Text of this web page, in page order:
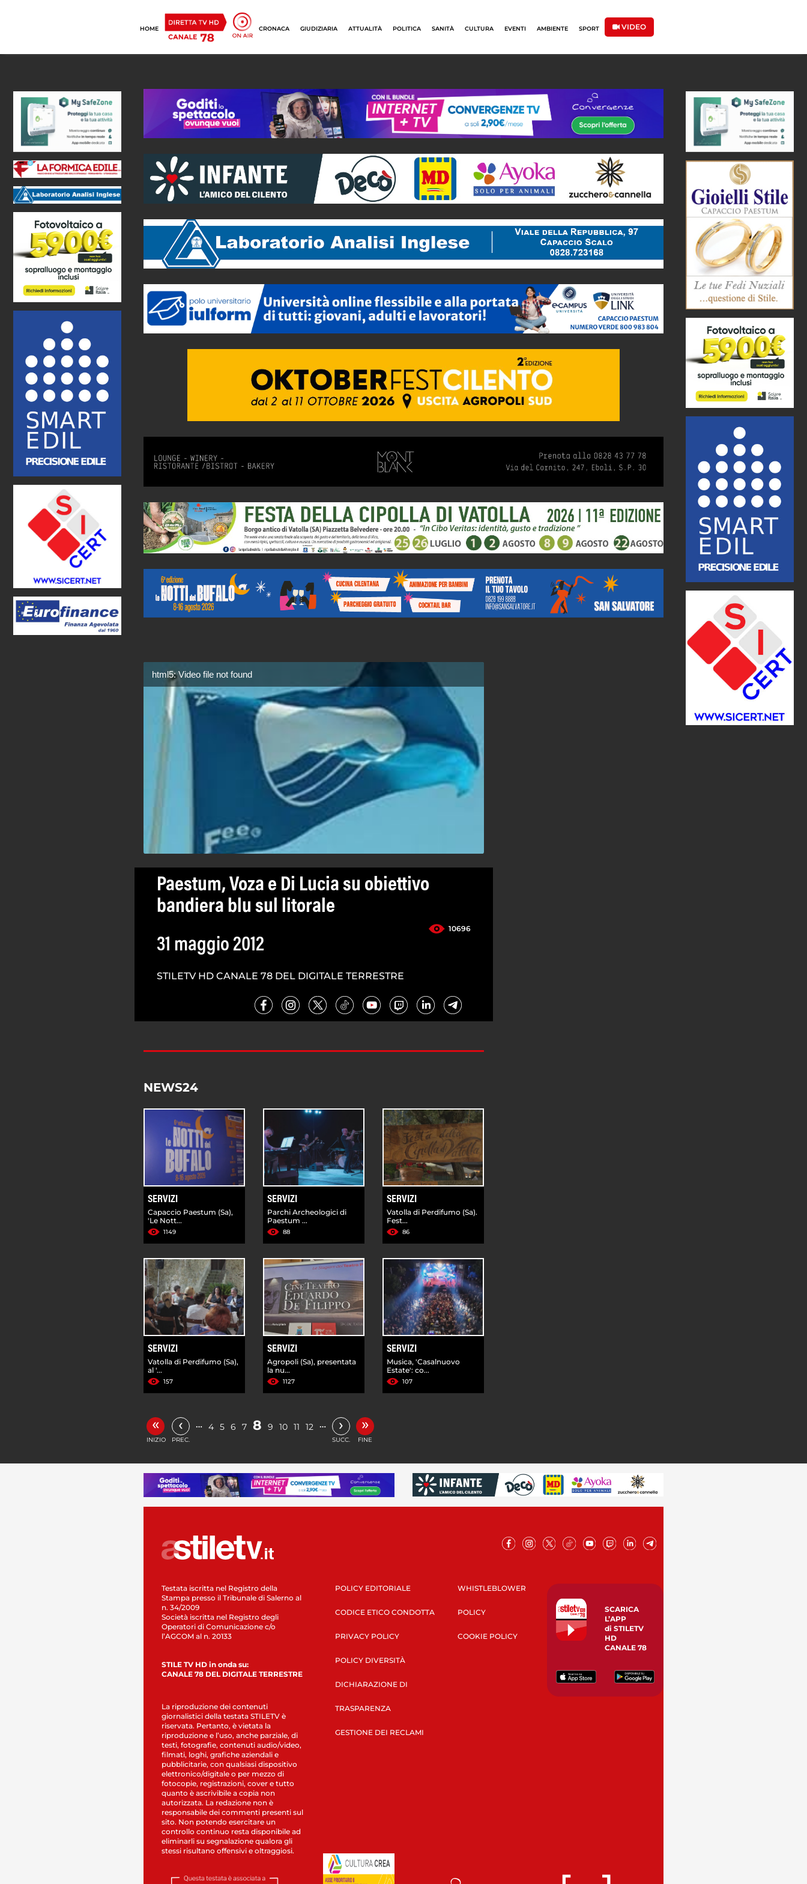
HOME CRONACA GIUDIZIARIA ATTUALITÀ POLITICA SANITÀ CULTURA EVENTI AMBIENTE SPORT VIDEO
html5: Video file not found
Paestum, Voza e Di Lucia su obiettivo
bandiera blu sul litorale
10696
31 maggio 2012
STILETV HD CANALE 78 DEL DIGITALE TERRESTRE
NEWS24
SERVIZI
Capaccio Paestum (Sa),
'Le Nott...
1149
SERVIZI
Parchi Archeologici di
Paestum ...
88
SERVIZI
Vatolla di Perdifumo (Sa).
Fest...
86
SERVIZI
Vatolla di Perdifumo (Sa),
al '...
157
SERVIZI
Agropoli (Sa), presentata
la nu...
1127
SERVIZI
Musica, 'Casalnuovo
Estate': co...
107
«
INIZIO
‹
PREC.
… 4 5 6 7 8 9 10 11 12 … ›
SUCC.
»
FINE
Testata iscritta nel Registro della
Stampa presso il Tribunale di Salerno al
n. 34/2009
Società iscritta nel Registro degli
Operatori di Comunicazione c/o
l’AGCOM al n. 20133
STILE TV HD in onda su:
CANALE 78 DEL DIGITALE TERRESTRE
La riproduzione dei contenuti
giornalistici della testata STILETV è
riservata. Pertanto, è vietata la
riproduzione e l’uso, anche parziale, di
testi, fotografie, contenuti audio/video,
filmati, loghi, grafiche aziendali e
pubblicitarie, con qualsiasi dispositivo
elettronico/digitale o per mezzo di
fotocopie, registrazioni, cover e tutto
quanto è ascrivibile a copia non
autorizzata. La redazione non è
responsabile dei commenti presenti sul
sito. Non potendo esercitare un
controllo continuo resta disponibile ad
eliminarli su segnalazione qualora gli
stessi risultano offensivi e oltraggiosi.
POLICY EDITORIALE
CODICE ETICO CONDOTTA
PRIVACY POLICY
POLICY DIVERSITÀ
DICHIARAZIONE DI
TRASPARENZA
GESTIONE DEI RECLAMI
WHISTLEBLOWER
POLICY
COOKIE POLICY
SCARICA
L’APP
di STILETV
HD
CANALE 78